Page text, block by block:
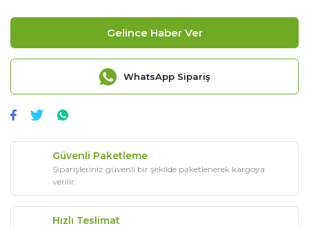
Gelince Haber Ver
WhatsApp Sipariş
Güvenli Paketleme
Siparişleriniz güvenli bir şekilde paketlenerek kargoya
verilir.
Hızlı Teslimat